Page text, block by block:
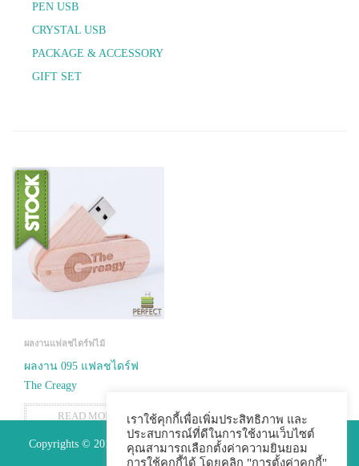
PEN USB
CRYSTAL USB
PACKAGE & ACCESSORY
GIFT SET
ผลงานแฟลชไดร์ฟไม้
ผลงาน 095 แฟลชไดร์ฟ
The Creagy
READ MORE
Copyrights © 2015 Premium Perfect Co.,ltd. All Rights Reserved.
เราใช้คุกกี้เพื่อเพิ่มประสิทธิภาพ และ
ประสบการณ์ที่ดีในการใช้งานเว็บไซต์
คุณสามารถเลือกตั้งค่าความยินยอม
การใช้คุกกี้ได้ โดยคลิก "การตั้งค่าคุกกี้"